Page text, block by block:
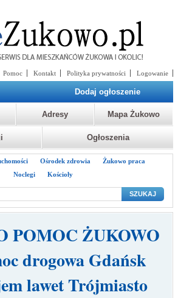
Pomoc Kontakt Polityka prywatności Logowanie
Dodaj ogłoszenie
Adresy Mapa Żukowo
Ogłoszenia
Ośrodek zdrowia
Żukowo praca
Noclegi
Kościoły
SZUKAJ
POMOC ŻUKOWO
drogowa Gdańsk
lawet Trójmiasto